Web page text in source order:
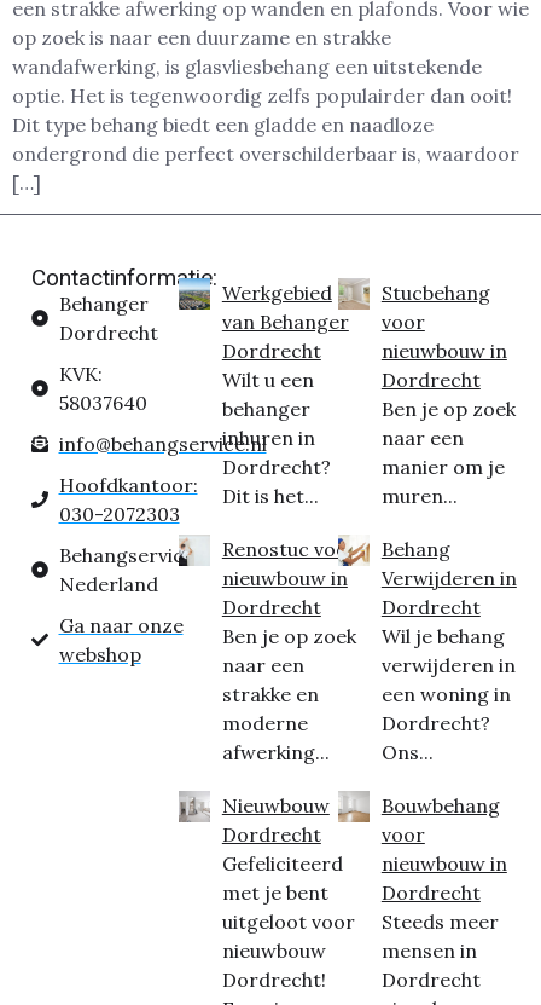
een strakke afwerking op wanden en plafonds. Voor wie
op zoek is naar een duurzame en strakke
wandafwerking, is glasvliesbehang een uitstekende
optie. Het is tegenwoordig zelfs populairder dan ooit!
Dit type behang biedt een gladde en naadloze
ondergrond die perfect overschilderbaar is, waardoor
[…]
Contactinformatie:
Behanger
Dordrecht
KVK:
58037640
info@behangservice.nl
Hoofdkantoor:
030-2072303
Behangservice
Nederland
Ga naar onze
webshop
Werkgebied
van Behanger
Dordrecht
Wilt u een
behanger
inhuren in
Dordrecht?
Dit is het...
Renostuc voor
nieuwbouw in
Dordrecht
Ben je op zoek
naar een
strakke en
moderne
afwerking...
Nieuwbouw
Dordrecht
Gefeliciteerd
met je bent
uitgeloot voor
nieuwbouw
Dordrecht!
Stucbehang
voor
nieuwbouw in
Dordrecht
Ben je op zoek
naar een
manier om je
muren...
Behang
Verwijderen in
Dordrecht
Wil je behang
verwijderen in
een woning in
Dordrecht?
Ons...
Bouwbehang
voor
nieuwbouw in
Dordrecht
Steeds meer
mensen in
Dordrecht